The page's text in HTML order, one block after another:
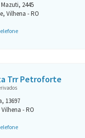
2445
Vilhena - RO
Trr Petroforte
13697
- RO